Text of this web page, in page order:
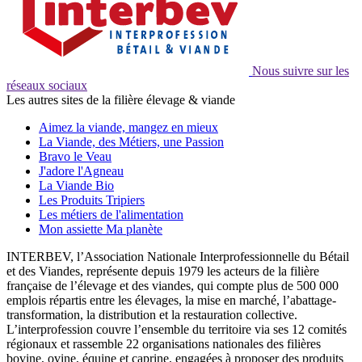
Nous suivre sur les
réseaux sociaux
Les autres sites de la filière élevage & viande
Aimez la viande, mangez en mieux
La Viande, des Métiers, une Passion
Bravo le Veau
J'adore l'Agneau
La Viande Bio
Les Produits Tripiers
Les métiers de l'alimentation
Mon assiette Ma planète
INTERBEV, l’Association Nationale Interprofessionnelle du Bétail
et des Viandes, représente depuis 1979 les acteurs de la filière
française de l’élevage et des viandes, qui compte plus de 500 000
emplois répartis entre les élevages, la mise en marché, l’abattage-
transformation, la distribution et la restauration collective.
L’interprofession couvre l’ensemble du territoire via ses 12 comités
régionaux et rassemble 22 organisations nationales des filières
bovine, ovine, équine et caprine, engagées à proposer des produits